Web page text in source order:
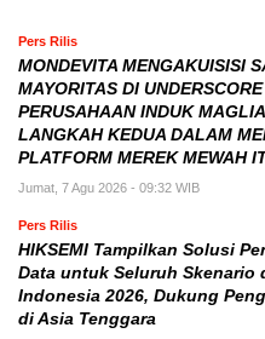
Pers Rilis
MONDEVITA MENGAKUISISI
MAYORITAS DI
PERUSAHAAN INDUK
LANGKAH KEDUA DALAM
PLATFORM MEREK MEWAH
Jumat, 7 Agu 2026 - 09:32 WIB
Pers Rilis
HIKSEMI Tampilkan Solusi
Data untuk Seluruh Skenario
Indonesia 2026, Dukung
di Asia Tenggara